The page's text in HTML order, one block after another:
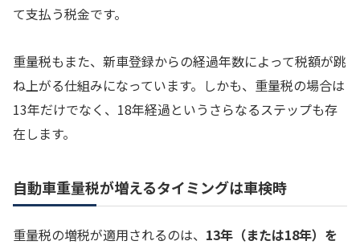
て支払う税金です。
重量税もまた、新車登録からの経過年数によって税額が跳
ね上がる仕組みになっています。しかも、重量税の場合は
13年だけでなく、18年経過というさらなるステップも存
在します。
自動車重量税が増えるタイミングは車検時
重量税の増税が適用されるのは、 13年（または18年）を